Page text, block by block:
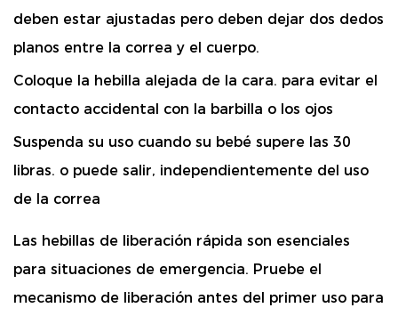
deben estar ajustadas pero deben dejar dos dedos
planos entre la correa y el cuerpo.
Coloque la hebilla alejada de la cara. para evitar el
contacto accidental con la barbilla o los ojos
Suspenda su uso cuando su bebé supere las 30
libras. o puede salir, independientemente del uso
de la correa
Las hebillas de liberación rápida son esenciales
para situaciones de emergencia. Pruebe el
mecanismo de liberación antes del primer uso para